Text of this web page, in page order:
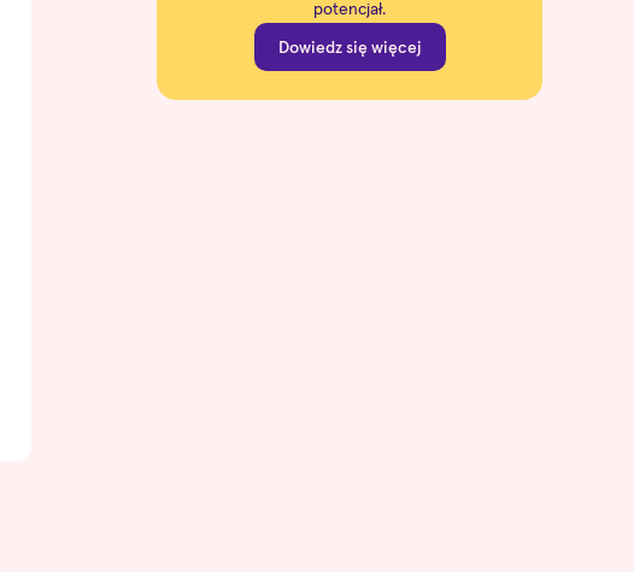
potencjał.
Dowiedz się więcej